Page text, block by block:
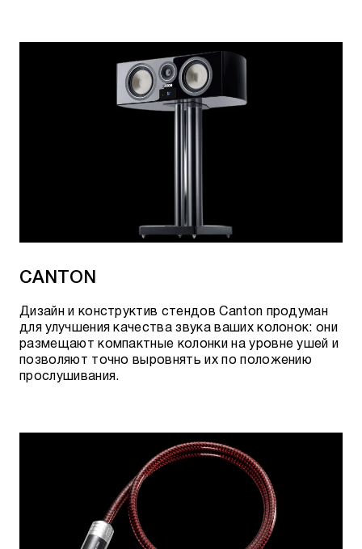
CANTON
Дизайн и конструктив стендов Canton продуман
для улучшения качества звука ваших колонок: они
размещают компактные колонки на уровне ушей и
позволяют точно выровнять их по положению
прослушивания.